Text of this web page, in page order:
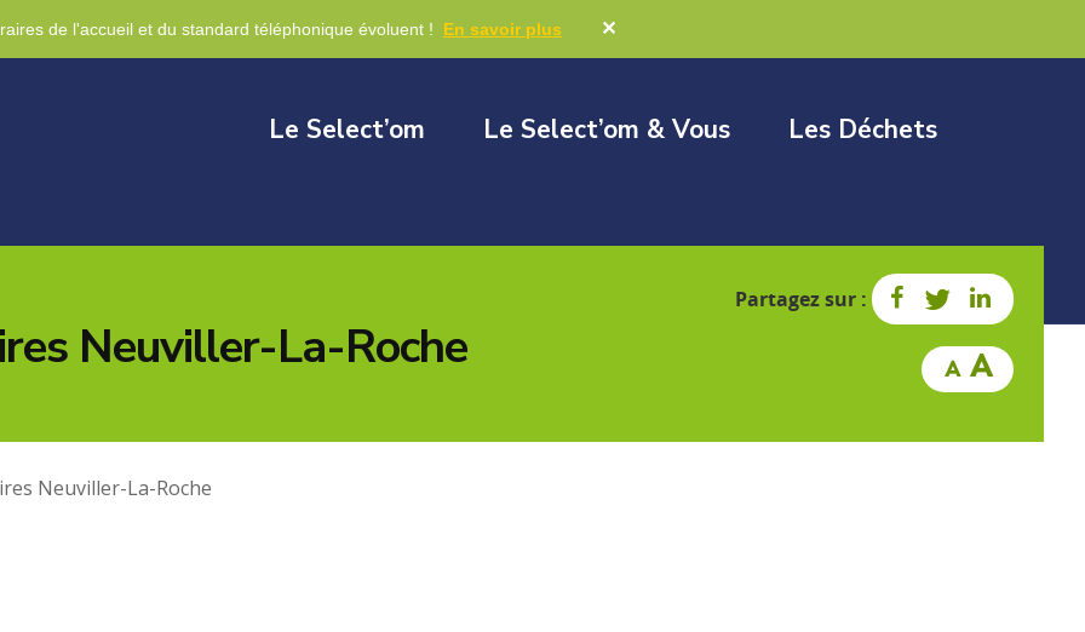
de l'accueil et du standard téléphonique évoluent ! En savoir plus ✕
Le Select’om Le Select’om & Vous Les Déchets
Neuviller-La-Roche
Partagez sur :
Neuviller-La-Roche